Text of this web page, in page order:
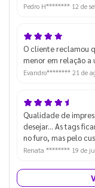
Pedro H******** 12 de
O cliente reclamou
menor em relação a
Evandro******** 21 de
Qualidade de
desejar... As tags
no furo, mas pelo
Renata ******** 19 de